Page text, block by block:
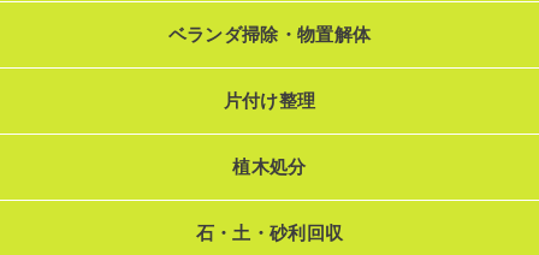
ベランダ掃除・物置解体
片付け整理
植木処分
石・土・砂利回収